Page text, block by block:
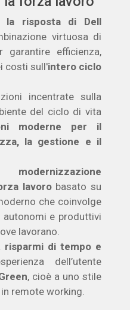
la risposta di Dell
virtuosa di
efficienza,
costi sull'intero ciclo
incentrate sulla
del ciclo di vita
moderne per il
la gestione e il
modernizzazione
lavorobasato su
che coinvolge
autonomi e produttivi
lavorano.
risparmi di tempo e
dell’utente
, cioè a uno stile
remote working.